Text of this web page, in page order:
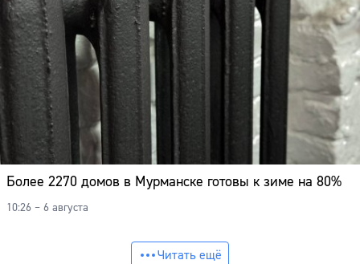
Более 2270 домов в Мурманске готовы к зиме на 80%
10:26 – 6 августа
Читать ещё